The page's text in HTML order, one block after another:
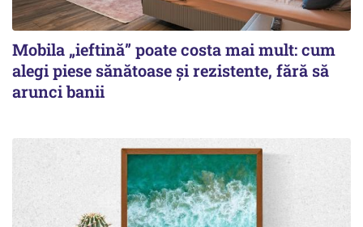
Mobila „ieftină” poate costa mai mult: cum
alegi piese sănătoase și rezistente, fără să
arunci banii